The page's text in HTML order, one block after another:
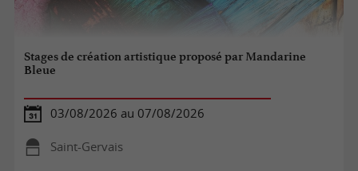
Stages de création artistique proposé par Mandarine
Bleue
03/08/2026 au 07/08/2026
Saint-Gervais